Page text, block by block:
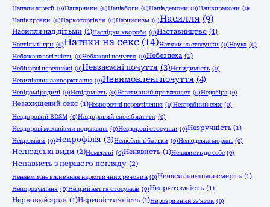
Напади агресії (0)Напарники (0)Напівбоги (0)Напівдемони (0)Напівдракони (0)
Напівкровки (0)Наркоторгівля (0)Нарцисизм (0)Насилля (9)
Насилля над дітьми (1)Наслідки хвороби (0)Наставництво (1)
Настільні ігри (0)Натяки на секс (14)Натяки на стосунки (0)Наука (0)
Небажана вагітність (0)Небажані почуття (0)Небезпека (1)
Небінарні персонажі (0)Невзаємні почуття (3)Невидимість (0)
Невиліковні захворювання (0)Невимовлені почуття (4)
Невідомі родичі (0)Невідомість (0)Негативний протагоніст (0)Недовіра (0)
Незахищений секс (1)Незворотні перевтілення (0)Незграбний секс (0)
Нездоровий BDSM (0)Нездоровий спосіб життя (0)
Нездорові механізми подолання (0)Нездорові стосунки (0)Незручність (1)
Некромаги (0)Некрофілія (3)Нелюблячі батьки (0)Нелюдська мораль (0)
Нелюдські види (2)Немертві (0)Ненависть (1)Ненависть до себе (0)
Ненависть з першого погляду (2)
Ненавмисне вживання наркотичних речовин (0)Ненасильницька смерть (1)
Непорозуміння (0)Неприйняття стосунків (0)Непритомність (1)
Нервовий зрив (1)Нереалістичність (1)Нерозривний зв'язок (0)